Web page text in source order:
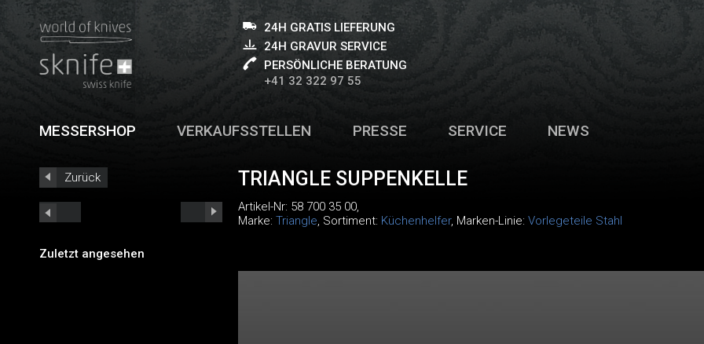
24H GRATIS LIEFERUNG
24H GRAVUR SERVICE
PERSÖNLICHE BERATUNG
+41 32 322 97 55
MESSERSHOP VERKAUFSSTELLEN PRESSE SERVICE NEWS
Zurück
Zuletzt angesehen
TRIANGLE SUPPENKELLE
Artikel-Nr: 58 700 35 00,
Marke: Triangle, Sortiment: Küchenhelfer, Marken-Linie: Vorlegeteile Stahl